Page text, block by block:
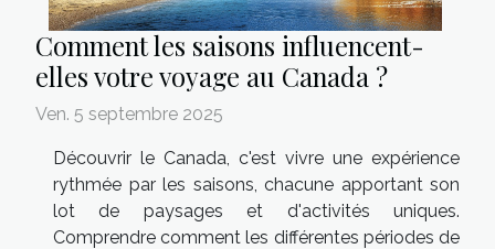
Comment les saisons influencent-
elles votre voyage au Canada ?
Ven. 5 septembre 2025
Découvrir le Canada, c'est vivre une expérience
rythmée par les saisons, chacune apportant son
lot de paysages et d'activités uniques.
Comprendre comment les différentes périodes de